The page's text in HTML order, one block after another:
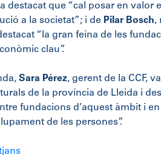
destacat que “cal posar en
a la societat”; i de Pilar Bosch,
“la gran feina de les
clau”.
Sara Pérez, gerent de la CCF,
de la província de Lleida i
fundacions d’aquest àmbit i
de les persones”.